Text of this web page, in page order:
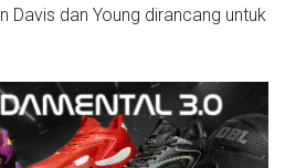
Davis dan Young dirancang untuk